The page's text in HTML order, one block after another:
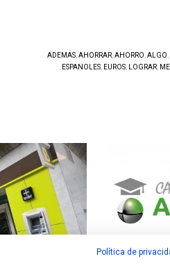
ADEMAS AHORRAR AHORRO ALGO
ESPANOLES EUROS LOGRAR
Política de